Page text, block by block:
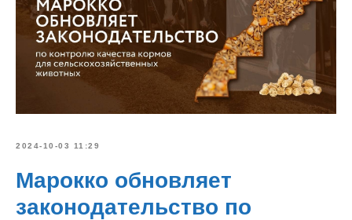
2024-10-03 11:29
Марокко обновляет
законодательство по